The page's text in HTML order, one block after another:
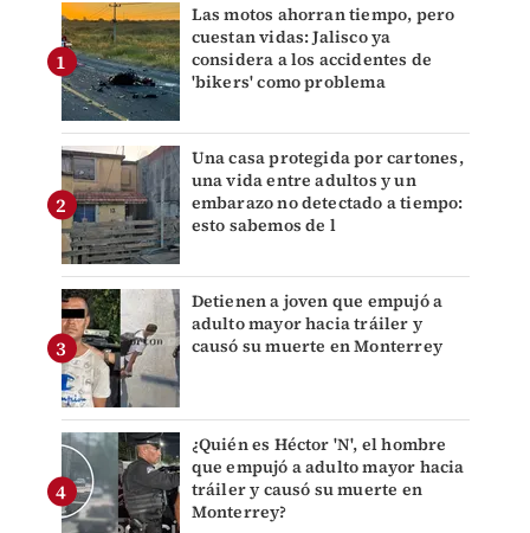
Las motos ahorran tiempo, pero
cuestan vidas: Jalisco ya
considera a los accidentes de
'bikers' como problema
Una casa protegida por cartones,
una vida entre adultos y un
embarazo no detectado a tiempo:
esto sabemos de l
Detienen a joven que empujó a
adulto mayor hacia tráiler y
causó su muerte en Monterrey
¿Quién es Héctor 'N', el hombre
que empujó a adulto mayor hacia
tráiler y causó su muerte en
Monterrey?